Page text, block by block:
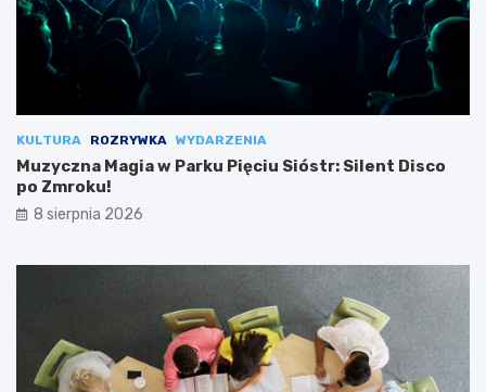
KULTURA ROZRYWKA WYDARZENIA
Muzyczna Magia w Parku Pięciu Sióstr: Silent Disco
po Zmroku!
8 sierpnia 2026